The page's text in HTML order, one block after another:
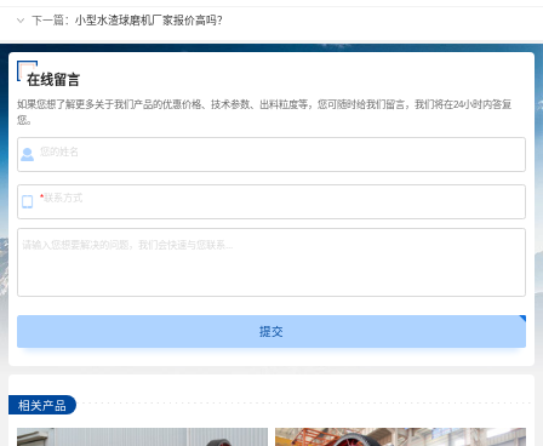
下一篇：小型水渣球磨机厂家报价高吗？
在线留言
如果您想了解更多关于我们产品的优惠价格、技术参数、出料粒度等，您可随时给我们留言，我们将在24小时内答复
您。
您的姓名
*联系方式
请输入您想要解决的问题，我们会快速与您联系...
相关产品